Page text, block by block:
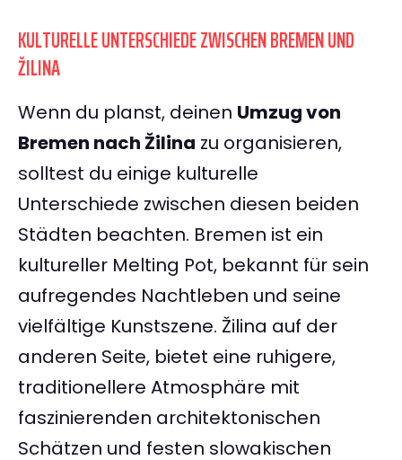
KULTURELLE UNTERSCHIEDE ZWISCHEN BREMEN UND
ŽILINA
Wenn du planst, deinen Umzug von
Bremen nach Žilina zu organisieren,
solltest du einige kulturelle
Unterschiede zwischen diesen beiden
Städten beachten. Bremen ist ein
kultureller Melting Pot, bekannt für sein
aufregendes Nachtleben und seine
vielfältige Kunstszene. Žilina auf der
anderen Seite, bietet eine ruhigere,
traditionellere Atmosphäre mit
faszinierenden architektonischen
Schätzen und festen slowakischen